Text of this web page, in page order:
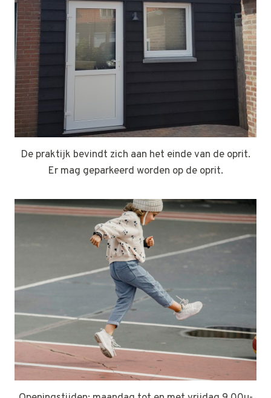
De praktijk bevindt zich aan het einde van de oprit.
Er mag geparkeerd worden op de oprit.